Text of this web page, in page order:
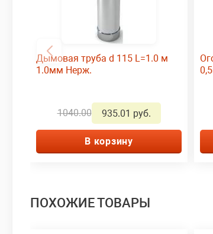
Дымовая труба d 115 L=1.0 м
1.0мм Нерж.
1040.00 935.01 руб.
В корзину
ПОХОЖИЕ ТОВАРЫ